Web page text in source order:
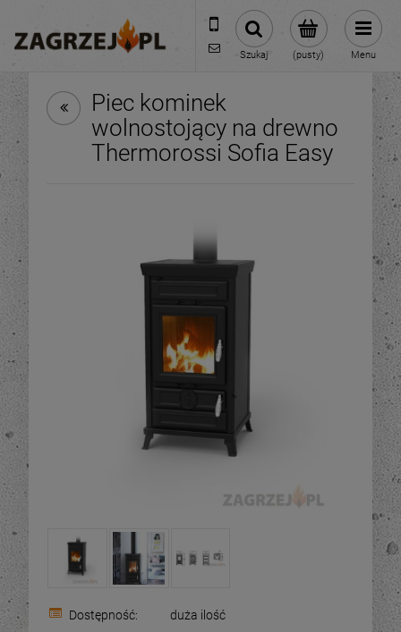
600 373 809
sklep@zagrzej.pl
(pusty)
Szukaj Menu
Piec kominek
wolnostojący na drewno
Thermorossi Sofia Easy
Dostępność:
duża ilość